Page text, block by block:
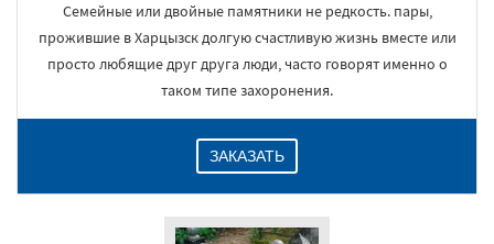
Семейные или двойные памятники не редкость. пары,
прожившие в Харцызск долгую счастливую жизнь вместе или
просто любящие друг друга люди, часто говорят именно о
таком типе захоронения.
ЗАКАЗАТЬ